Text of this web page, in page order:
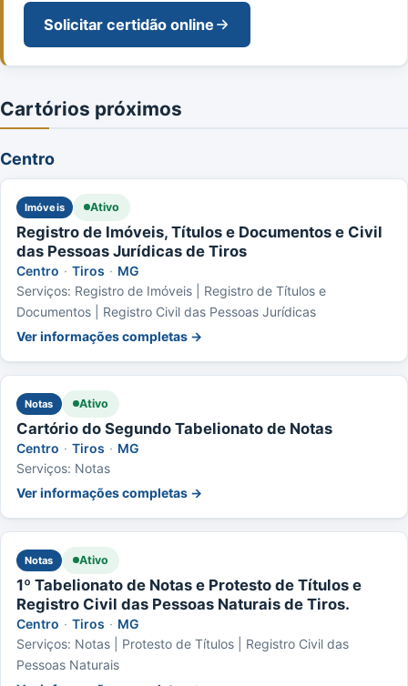
Solicitar certidão online
Cartórios próximos
Centro
Imóveis Ativo
Registro de Imóveis, Títulos e Documentos e Civil
das Pessoas Jurídicas de Tiros
Centro · Tiros · MG
Serviços: Registro de Imóveis | Registro de Títulos e
Documentos | Registro Civil das Pessoas Jurídicas
Ver informações completas →
Notas Ativo
Cartório do Segundo Tabelionato de Notas
Centro · Tiros · MG
Serviços: Notas
Ver informações completas →
Notas Ativo
1º Tabelionato de Notas e Protesto de Títulos e
Registro Civil das Pessoas Naturais de Tiros.
Centro · Tiros · MG
Serviços: Notas | Protesto de Títulos | Registro Civil das
Pessoas Naturais